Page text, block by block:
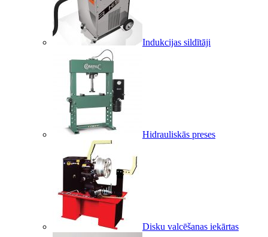
Indukcijas sildītāji
Hidrauliskās preses
Disku valcēšanas iekārtas